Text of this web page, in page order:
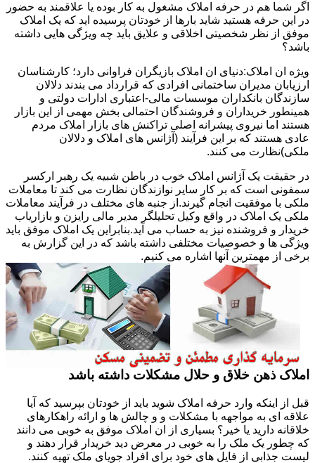
اگر شما هم در حرفه املاک مشغول به کار بوده یا علاقمند به حضور
در این حرفه هستید شاید بارها از خودتان پرسیده اید که یک املاک
موفق از نظر شخصیتی اخلاقی و علایق باید چه ویژگی هایی داشته
باشد؟
ویژه ان املاک:دنیای ان املاک بازیگران فراوانی دارد؛ کارشناسان
ارزیابان مدیران ساختمانی افرادی که قرارداد می بندند دلالان
سازندگان بانکداران موسسات مالی-اعتباری ادارات دولتی و
همینطور خریداران و فروشندگان احتمالی بخش مهمی از این بازار
هستند اما نیروی پیشرانه اصلی تراکنش های بازار املاک مردم
عادی هستند که بر این فرآیند (آژانس های املاک و دلالان
ملکی)نظارت می کنند.
در حقیقت یک آژانس املاک خوب در باطن شبیه یک رهبر ارکسر
سمفونی است که بر کار سایر نوازندگان نظارت می کند تا معاملات
ملکی با موفقیت انجام گیرند.از جنبه های مختلف در فرآیند معاملات
ملکی یک املاک در واقع وکیل تحلیلگر مدیر مالی رایزن و بازاریاب
خریدار و فروشنده نیز به حساب می آید.بنابراین یک املاک موفق باید
ویژگی ها و خصوصیات مختلفی داشته باشد که در این گزارش به
برخی از مهمترین آنها اشاره می کنیم.
املاک ذهن خلاق و حلال مشکلات داشته باشد
قبل از اینکه وارد حرفه املاک شوید باید از خودتان بپرسید که آیا
علاقه ای به مواجهه با مشکلات و و چالش ها و ارائه راهکارهای
خلاقانه دارید یا خیر؟ بسیاری از ان املاک موفق به خوبی می دانند
که چطور یک ملک را به خوبی در معرض دید خریدار قرار دهند و
لیست جذابی از فایل های خود برای افراد جویای ملک تهیه کنند.